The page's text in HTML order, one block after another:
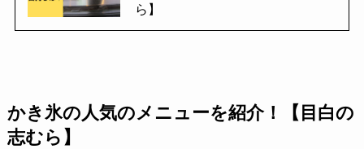
ら】
かき氷の人気のメニューを紹介！【目白の
志むら】